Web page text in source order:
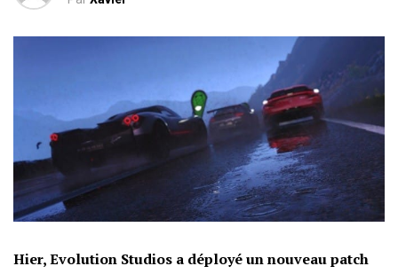
Hier, Evolution Studios a déployé un nouveau patch